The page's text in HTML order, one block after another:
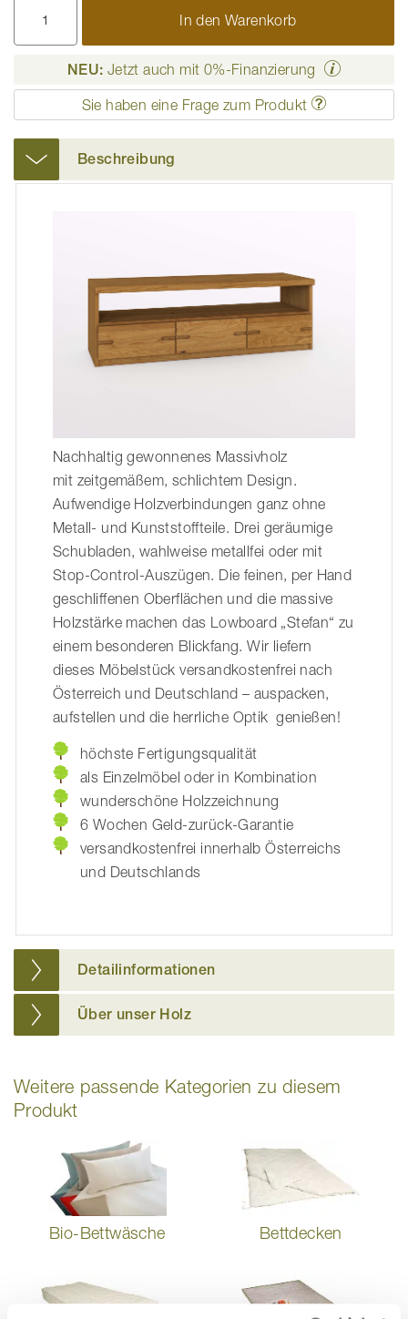
In den Warenkorb
NEU: Jetzt auch mit 0%-Finanzierung
Sie haben eine Frage zum Produkt
Beschreibung
Nachhaltig gewonnenes Massivholz
mit zeitgemäßem, schlichtem Design.
Aufwendige Holzverbindungen ganz ohne
Metall- und Kunststoffteile. Drei geräumige
Schubladen, wahlweise metallfei oder mit
Stop-Control-Auszügen. Die feinen, per Hand
geschliffenen Oberflächen und die massive
Holzstärke machen das Lowboard
Stefan“ zu
einem besonderen Blickfang. Wir liefern
dieses Möbelstück versandkostenfrei nach
Österreich und Deutschland – auspacken,
aufstellen und die herrliche Optik genießen!
höchste Fertigungsqualität
als Einzelmöbel oder in Kombination
wunderschöne Holzzeichnung
6 Wochen Geld-zurück-Garantie
versandkostenfrei innerhalb Österreichs
und Deutschlands
Detailinformationen
Über unser Holz
Weitere passende Kategorien zu diesem
Produkt
Bio-Bettwäsche Bettdecken